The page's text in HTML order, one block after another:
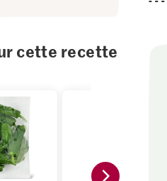
cette recette